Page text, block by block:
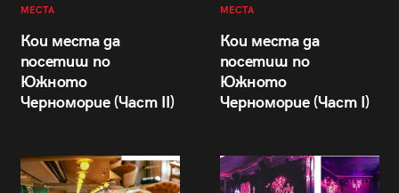
МЕСТА
Кои места да
посетиш по
Южното
Черноморие (Част II)
МЕСТА
Кои места да
посетиш по
Южното
Черноморие (Част I)